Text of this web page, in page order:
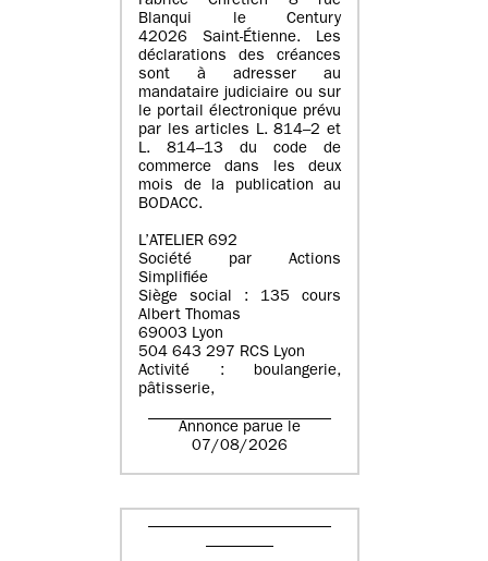
Blanqui le Century
42026 Saint-Étienne. Les
déclarations des créances
sont à adresser au
mandataire judiciaire ou sur
le portail électronique prévu
par les articles L. 814–2 et
L. 814–13 du code de
commerce dans les deux
mois de la publication au
BODACC.
L’ATELIER 692
Société par Actions
Simplifiée
Siège social : 135 cours
Albert Thomas
69003 Lyon
504 643 297 RCS Lyon
Activité : boulangerie,
pâtisserie,
Annonce parue le
07/08/2026